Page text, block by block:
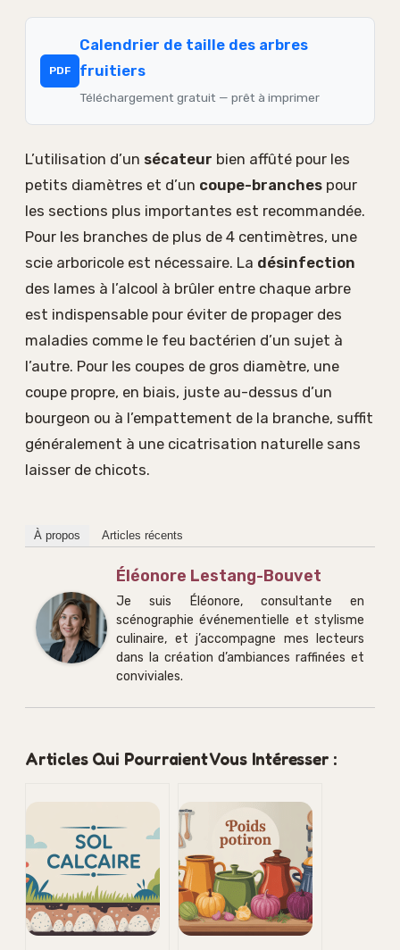
PDF
Calendrier de taille des arbres
fruitiers
Téléchargement gratuit — prêt à imprimer
L’utilisation d’un sécateur bien affûté pour les
petits diamètres et d’un coupe-branches pour
les sections plus importantes est recommandée.
Pour les branches de plus de 4 centimètres, une
scie arboricole est nécessaire. La désinfection
des lames à l’alcool à brûler entre chaque arbre
est indispensable pour éviter de propager des
maladies comme le feu bactérien d’un sujet à
l’autre. Pour les coupes de gros diamètre, une
coupe propre, en biais, juste au-dessus d’un
bourgeon ou à l’empattement de la branche, suffit
généralement à une cicatrisation naturelle sans
laisser de chicots.
À propos Articles récents
Éléonore Lestang-Bouvet
Je suis Éléonore, consultante en
scénographie événementielle et stylisme
culinaire, et j’accompagne mes lecteurs
dans la création d’ambiances raffinées et
conviviales.
Articles Qui Pourraient Vous Intéresser :